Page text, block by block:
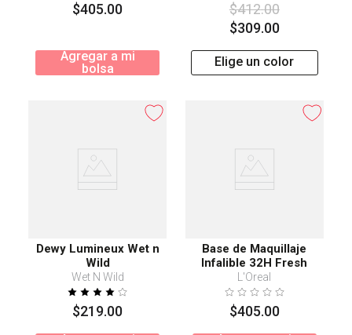
$405.00
Agregar a mi
bolsa
$412.00
$309.00
Elige un color
Dewy Lumineux Wet n
Wild
Wet N Wild
$219.00
Base de Maquillaje
Infalible 32H Fresh
Wear 250
L'Oreal
$405.00